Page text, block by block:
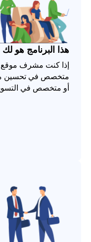
هذا البرنامج هو لك
إذا كنت مشرف موقع
متخصص في تحسين
أو متخصص في